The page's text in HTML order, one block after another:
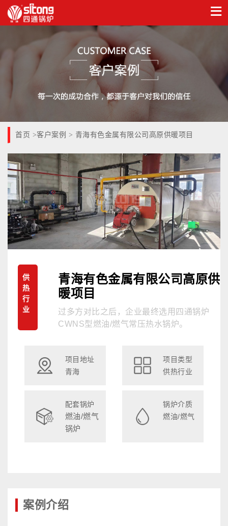
首页 >客户案例 > 青海有色金属有限公司高原供暖项目
供
热
行
业
青海有色金属有限公司高原供
暖项目
过多方对比之后，企业最终选用四通锅炉
CWNS型燃油/燃气常压热水锅炉。
项目地址
青海
项目类型
供热行业
配套锅炉
燃油/燃气
锅炉
锅炉介质
燃油/燃气
案例介绍